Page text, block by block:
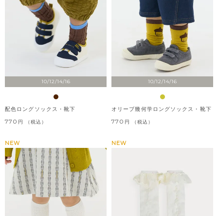
10/12/14/16
配色ロングソックス・靴下
770 税込
10/12/14/16
オリーブ幾何学ロングソックス・靴下
770 税込
NEW NEW